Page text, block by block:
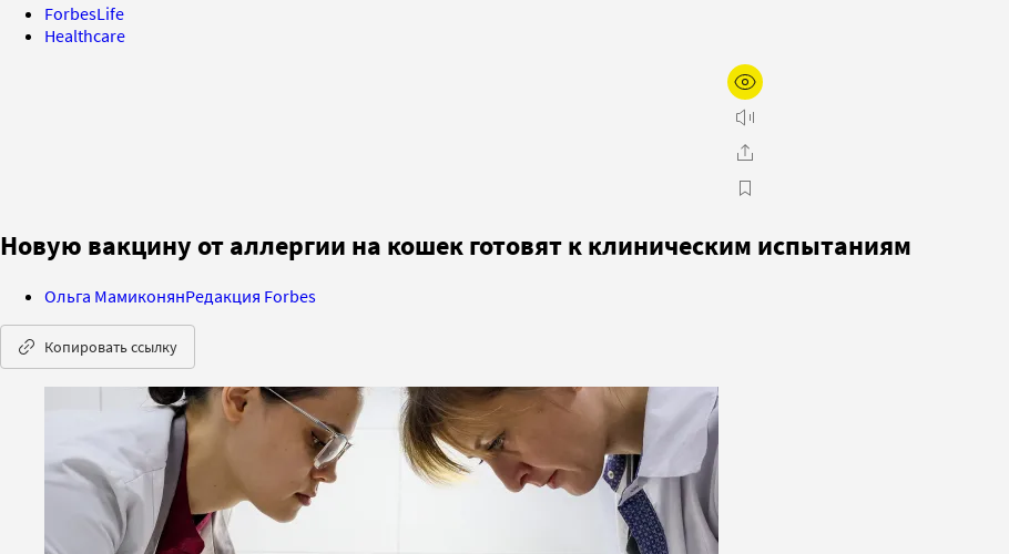
ForbesLife
Healthcare
Новую вакцину от аллергии на кошек готовят к клиническим испытаниям
Ольга МамиконянРедакция Forbes
Копировать ссылку